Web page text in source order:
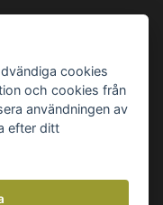
cookies
och cookies från
användningen av
efter ditt